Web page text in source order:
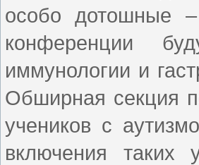
особо дотошные
конференции
иммунологии и
Обширная секция
учеников с
включения таких